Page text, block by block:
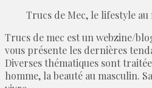
Trucs de Mec, le lifestyle au
Trucs de mec est un webzine/
vous présente les dernières
Diverses thématiques sont
homme, la beauté au masculin.